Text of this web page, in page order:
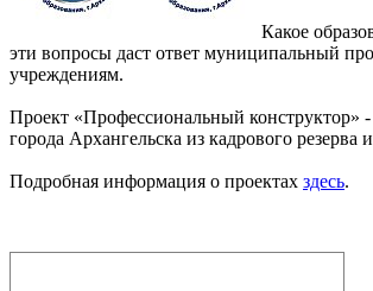
Какое
эти вопросы даст ответ муниципальный
учреждениям.
Проект «Профессиональный конструктор»
города Архангельска из кадрового
Подробная информация о проектах здесь.